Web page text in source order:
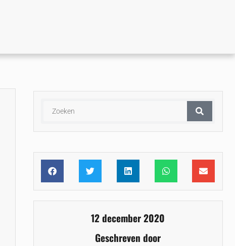
12 december 2020
Geschreven door